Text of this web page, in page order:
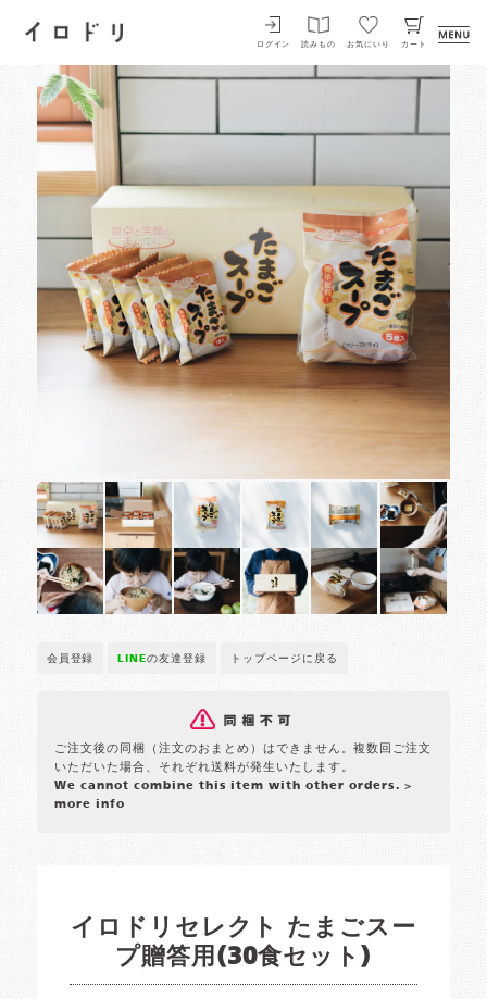
イロドリ
ログイン 読みもの お気にいり カート
会員登録 LINEの友達登録 トップページに戻る
ご注文後の同梱（注文のおまとめ）はできません。複数回ご注文
いただいた場合、それぞれ送料が発生いたします。
We cannot combine this item with other orders. >
more info
イロドリセレクト たまごスー
プ贈答用(30食セット)